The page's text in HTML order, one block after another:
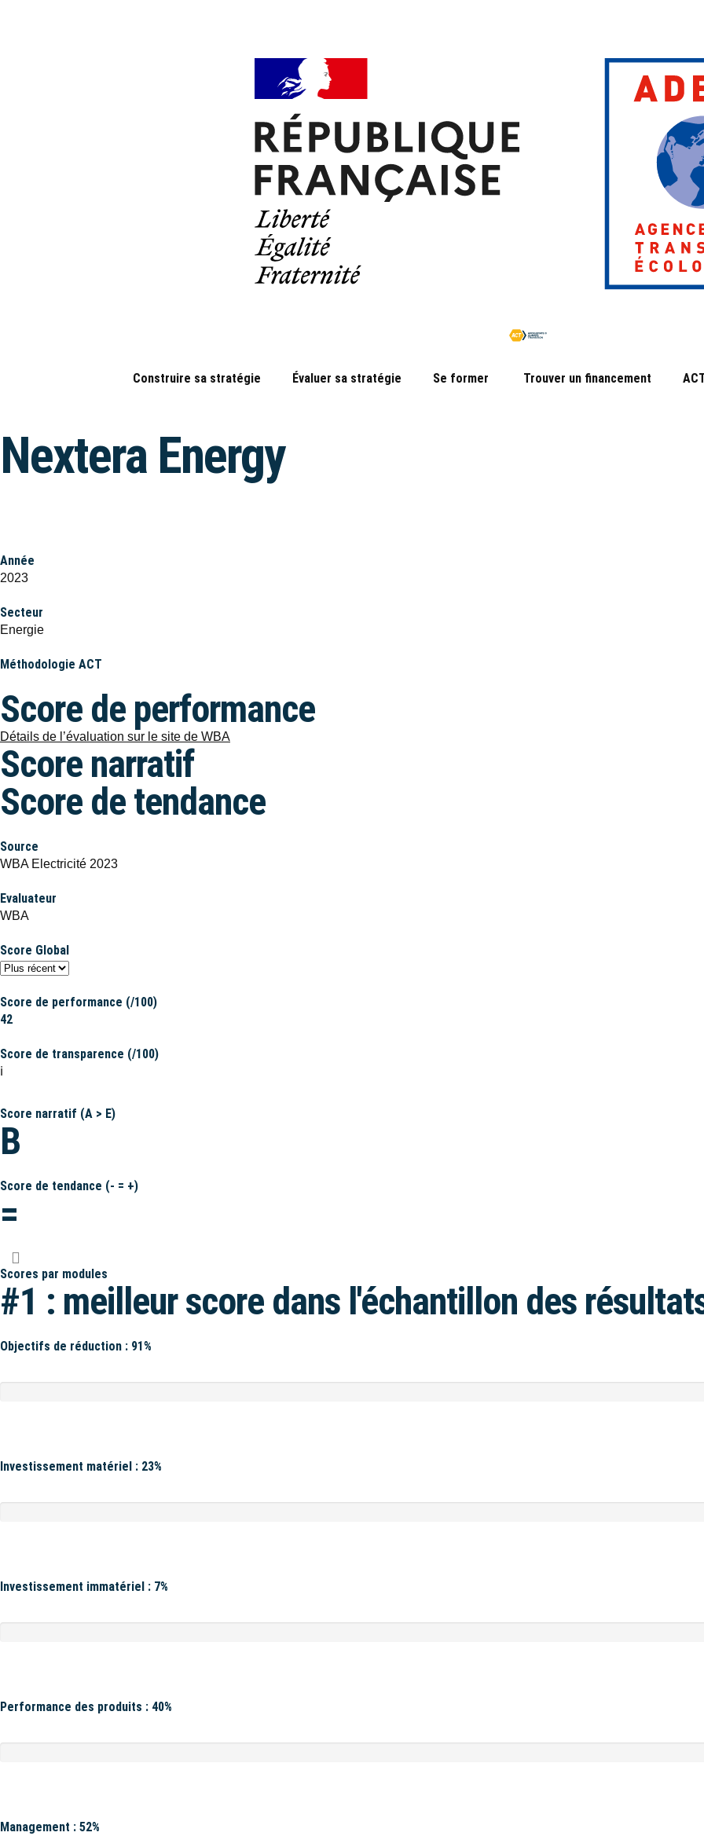
Construire sa stratégie Évaluer sa stratégie Se former Trouver un financement
Nextera Energy
Année
2023
Secteur
Energie
Méthodologie ACT
Score de performance
Détails de l’évaluation sur le site de WBA
Score narratif
Score de tendance
Source
WBA Electricité 2023
Evaluateur
WBA
Score Global
Score de performance (/100)
42
Score de transparence (/100)
ℹ️
Score narratif (A > E)
B
Score de tendance (- = +)
=
Scores par modules
#1 : meilleur score dans l'échantillon des
Objectifs de réduction : 91%
Investissement matériel : 23%
Investissement immatériel : 7%
Performance des produits : 40%
Management : 52%